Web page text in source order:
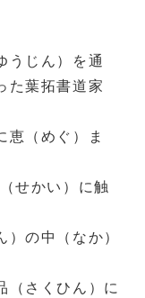
うじん）を通
た葉拓書道家
恵（めぐ）ま
せかい）に触
の中（なか）
（さくひん）に